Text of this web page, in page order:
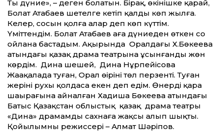
Тың дүние», – деген болатын. Бірақ, өкінішке қарай,
Болат Атабаев шетелге кетіп қалды көп жылға.
Келер, сосын қолға алар деп көп күттім.
Үміттендім. Болат Атабаев аға дүниеден өткен соң
ойлана бастадым. Ақырында Оралдағы Х.Бөкеева
атындағы қазақ драма театрына ұсынғанды жөн
көрдім. Дина шешей, Дина Нұрпейісова
Жаңақалада туған, Орал өңірінің төл перзенті. Туған
жерінің рухы қолдаса екен деп едім. Өнердің қара
шаңырағына айналған Хадиша Бөкеева атындағы
Батыс Қазақстан облыстық қазақ драма театры
«Дина» драмамды сахнаға жақсы алып шықты.
Қойылымның режиссері – Алмат Шәріпов.